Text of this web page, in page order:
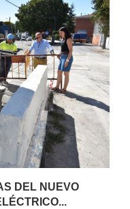
DEL NUEVO